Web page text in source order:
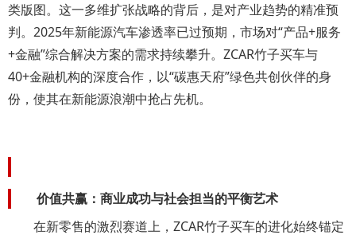
类版图。这一多维扩张战略的背后，是对产业趋势的精准预
判。2025年新能源汽车渗透率已过预期，市场对“产品+服务
+金融”综合解决方案的需求持续攀升。ZCAR竹子买车与
40+金融机构的深度合作，以“碳惠天府”绿色共创伙伴的身
份，使其在新能源浪潮中抢占先机。
价值共赢：商业成功与社会担当的平衡艺术
在新零售的激烈赛道上，ZCAR竹子买车的进化始终锚定